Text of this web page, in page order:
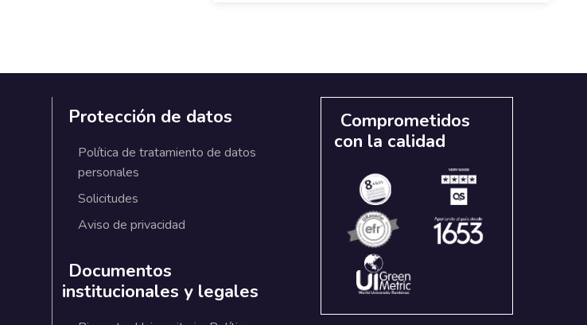
Protección de datos
Política de tratamiento de datos
personales
Solicitudes
Aviso de privacidad
Documentos
institucionales y legales
Comprometidos
con la calidad